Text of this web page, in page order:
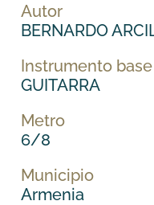
Autor
BERNARDO
Instrumento base
GUITARRA
Metro
6/8
Municipio
Armenia